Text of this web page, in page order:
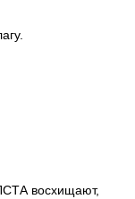
восхищают,